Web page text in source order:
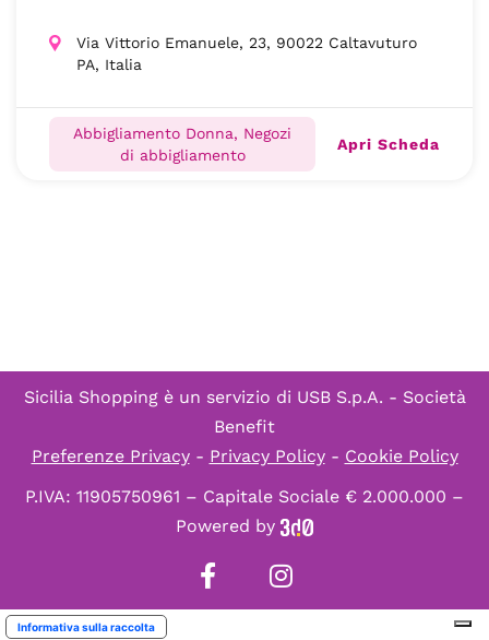
Via Vittorio Emanuele, 23, 90022 Caltavuturo
PA, Italia
Abbigliamento Donna, Negozi
di abbigliamento
Apri Scheda
Sicilia Shopping è un servizio di USB S.p.A. - Società
Benefit
Preferenze Privacy- Privacy Policy- Cookie Policy
P.IVA: 11905750961 – Capitale Sociale € 2.000.000 –
Powered by
Informativa sulla raccolta